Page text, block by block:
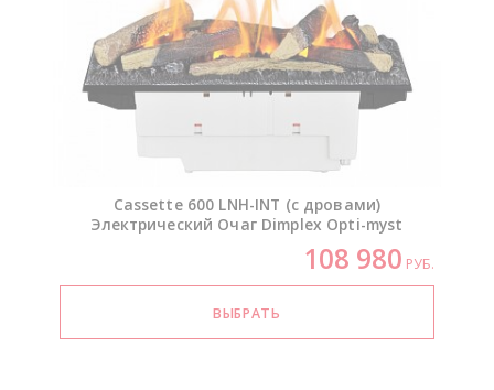
Cassette 600 LNH-INT (с дровами)
Электрический Очаг Dimplex Opti-myst
108 980 РУБ.